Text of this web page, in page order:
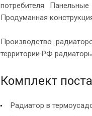
потребителя.
Продуманная
Производство
территории РФ
Комплект
Радиатор в